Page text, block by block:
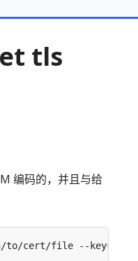
tls
编码的，并且与给
to/cert/file --key=